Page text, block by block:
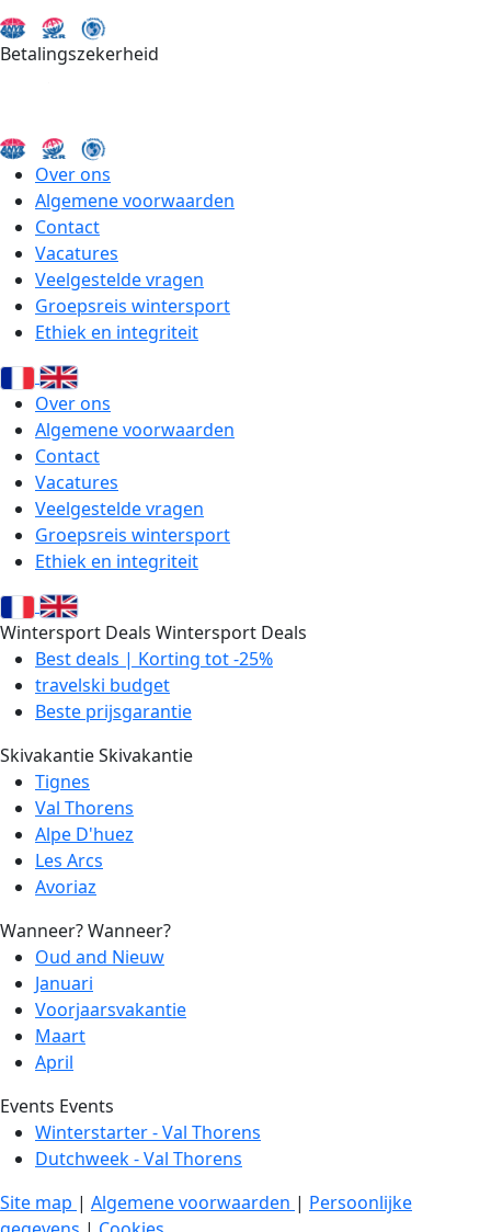
Betalingszekerheid
Over ons
Algemene voorwaarden
Contact
Vacatures
Veelgestelde vragen
Groepsreis wintersport
Ethiek en integriteit
Over ons
Algemene voorwaarden
Contact
Vacatures
Veelgestelde vragen
Groepsreis wintersport
Ethiek en integriteit
Wintersport Deals Wintersport Deals
Best deals | Korting tot -25%
travelski budget
Beste prijsgarantie
SkivakantieSkivakantie
Tignes
Val Thorens
Alpe D'huez
Les Arcs
Avoriaz
Wanneer?Wanneer?
Oud and Nieuw
Januari
Voorjaarsvakantie
Maart
April
Events Events
Winterstarter - Val Thorens
Dutchweek - Val Thorens
Site map | Algemene voorwaarden | Persoonlijke